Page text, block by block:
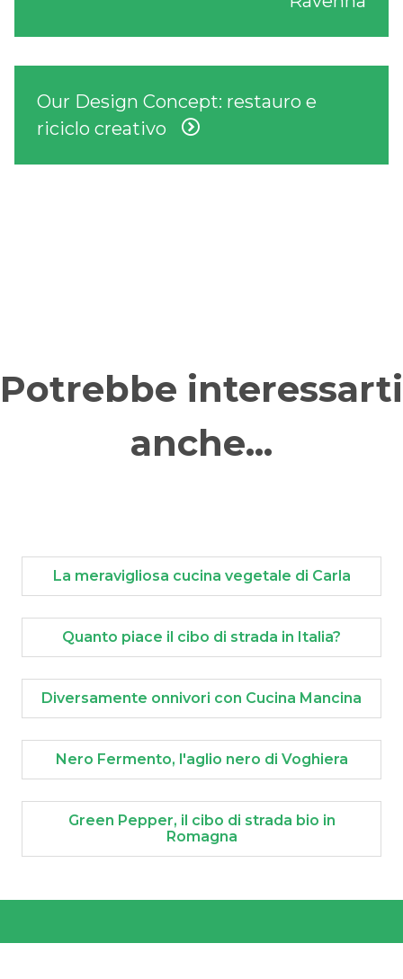
Our Design Concept: restauro e
riciclo creativo
Potrebbe interessarti
anche...
La meravigliosa cucina vegetale di Carla
Quanto piace il cibo di strada in Italia?
Diversamente onnivori con Cucina Mancina
Nero Fermento, l'aglio nero di Voghiera
Green Pepper, il cibo di strada bio in
Romagna